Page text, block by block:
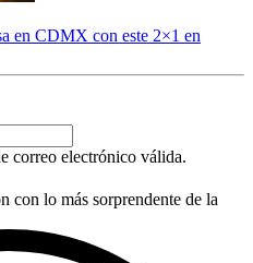
en CDMX con este 2×1 en
correo electrónico válida.
con lo más sorprendente de la